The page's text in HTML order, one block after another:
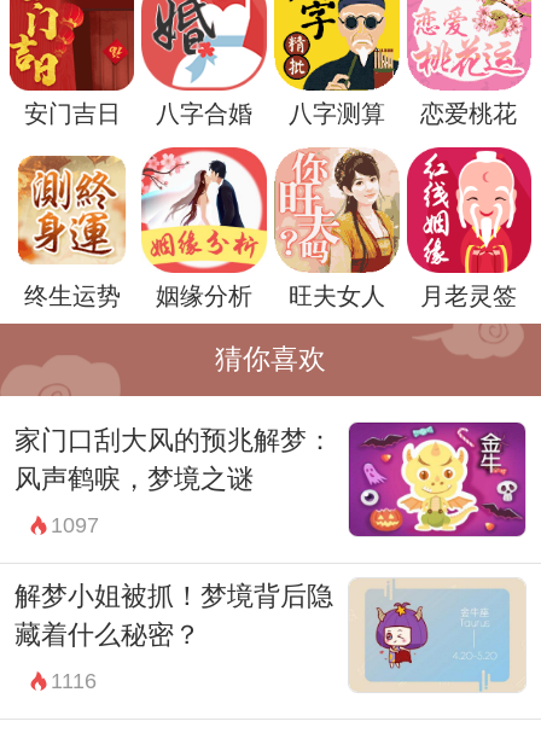
涌、浩瀚无垠，飞越海洋意味着要面对巨大
的挑战和困难。因此，这样的梦境可能是在
提醒人们要勇敢面对生活中的困难和挑战，
勇往直前，勇敢向前迈进。
除此之外，梦到飞越海洋还可能是一种内心
的期盼和向往。海洋是一种奔放和开阔的象
征，而飞越海洋则代表着人们心灵的向往和
渴望。或许是对自由生活、幸福生活的向往
和渴望，或者是对未来的美好期盼和憧憬。
这样的梦境也许是在提醒人们要对生活充满
信心和希望，积极向上，勇敢追求自己内心
的渴望。
总之，梦到飞越海洋可能蕴含着多种含义，
不同的人在梦中所感受到的情绪和意义也可
能不尽相同。而周公解梦虽然只是一种古老
的解梦方法，但也许可以帮助人们更好地理
安门吉日 八字合婚 八字测算 恋爱桃花
终生运势 姻缘分析 旺夫女人 月老灵签
猜你喜欢
家门口刮大风的预兆解梦：
风声鹤唳，梦境之谜
1097
解梦小姐被抓！梦境背后隐
藏着什么秘密？
1116